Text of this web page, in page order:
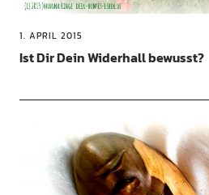
1. APRIL 2015
Ist Dir Dein Widerhall bewusst?